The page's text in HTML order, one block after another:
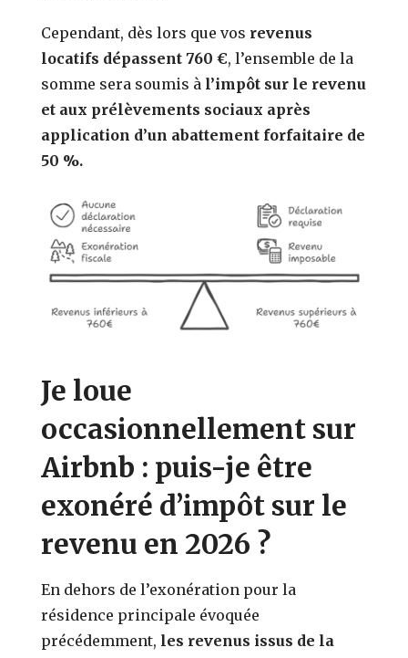
Cependant, dès lors que vos revenus
locatifs dépassent 760 €,l’ensemble de la
somme sera soumis à l’impôt sur le revenu
et aux prélèvements sociaux après
application d’un abattement forfaitaire de
50 %.
Je loue
occasionnellement sur
Airbnb : puis-je être
exonéré d’impôt sur le
revenu en 2026 ?
En dehors de l’exonération pour la
résidence principale évoquée
précédemment, les revenus issus de la